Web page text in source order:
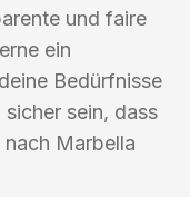
und faire
ein
Bedürfnisse
sein, dass
Marbella